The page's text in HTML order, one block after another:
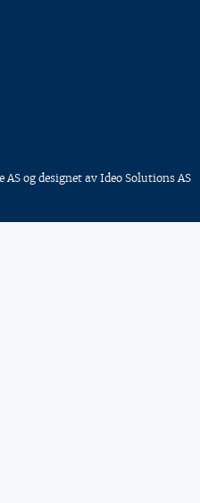
AS og designet av Ideo Solutions AS